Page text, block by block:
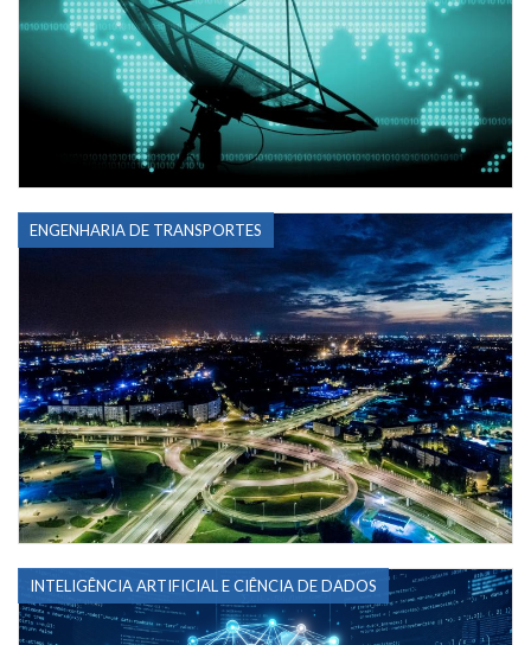
ENGENHARIA DE TRANSPORTES
INTELIGÊNCIA ARTIFICIAL E CIÊNCIA DE DADOS